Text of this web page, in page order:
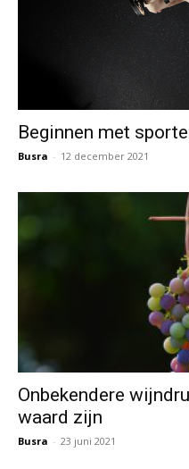
Beginnen met
Busra - 12 december 2021
Onbekendere
waard zijn
Busra - 23 juni 2021